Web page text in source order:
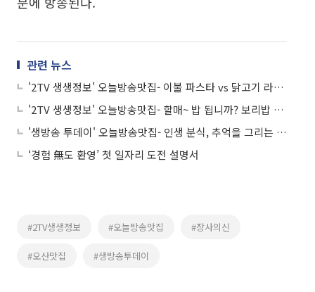
관련 뉴스
'2TV 생생정보' 오늘방송맛집- 이불 파스타 vs 닭고기 라멘, 성수동 맛집 승자는?
'2TV 생생정보' 오늘방송맛집- 할매~ 밥 됩니까? 보리밥 정식 맛집 '○○○ 보리밥'
'생방송 투데이' 오늘방송맛집- 인생 분식, 추억을 그리는 떡볶이 맛집 '잉○○'
‘경험 無도 환영’ 첫 일자리 도전 설명서
#2TV생생정보 #오늘방송맛집 #장사의신
#오산맛집 #생방송투데이